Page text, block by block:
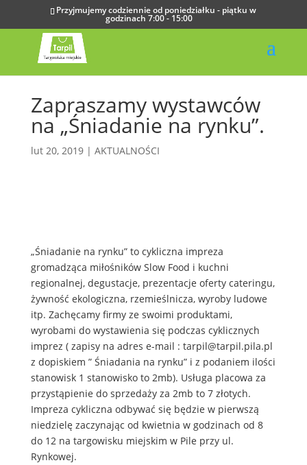
Przyjmujemy codziennie od poniedziałku - piątku w
godzinach 7:00 - 15:00
Zapraszamy wystawców
na „Śniadanie na rynku”.
lut 20, 2019| AKTUALNOŚCI
„Śniadanie na rynku” to cykliczna impreza
gromadząca miłośników Slow Food i kuchni
regionalnej, degustacje, prezentacje oferty cateringu,
żywność ekologiczna, rzemieślnicza, wyroby ludowe
itp. Zachęcamy firmy ze swoimi produktami,
wyrobami do wystawienia się podczas cyklicznych
imprez ( zapisy na adres e-mail : tarpil@tarpil.pila.pl
z dopiskiem ” Śniadania na rynku” i z podaniem ilości
stanowisk 1 stanowisko to 2mb). Usługa placowa za
przystąpienie do sprzedaży za 2mb to 7 złotych.
Impreza cykliczna odbywać się będzie w pierwszą
niedzielę zaczynając od kwietnia w godzinach od 8
do 12 na targowisku miejskim w Pile przy ul.
Rynkowej.